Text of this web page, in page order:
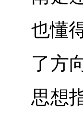
也懂
了方
思想